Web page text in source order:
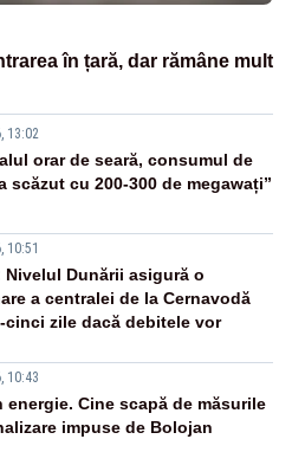
în țară, dar rămâne mult
13:02
orar de seară, consumul de
scăzut cu 200-300 de megawați”
10:51
Nivelul Dunării asigură o
a centralei de la Cernavodă
cinci zile dacă debitele vor
10:43
energie. Cine scapă de măsurile
impuse de Bolojan